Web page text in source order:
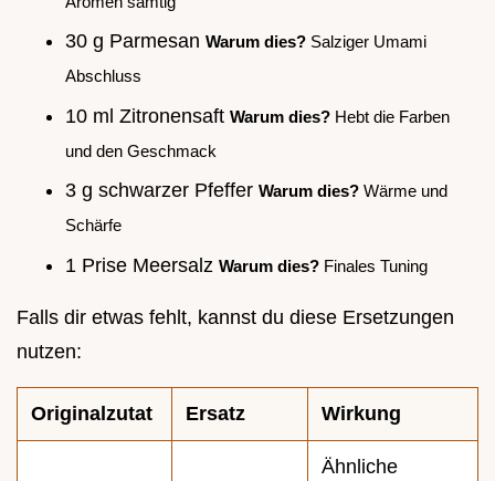
30 g Parmesan Warum dies? Salziger Umami
Abschluss
10 ml Zitronensaft Warum dies? Hebt die Farben
und den Geschmack
3 g schwarzer Pfeffer Warum dies? Wärme und
Schärfe
1 Prise Meersalz Warum dies? Finales Tuning
Falls dir etwas fehlt, kannst du diese Ersetzungen
nutzen:
Originalzutat Ersatz Wirkung
Ähnliche